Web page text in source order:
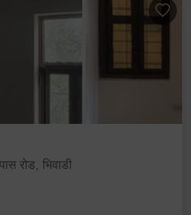
रोड, भिवाडी